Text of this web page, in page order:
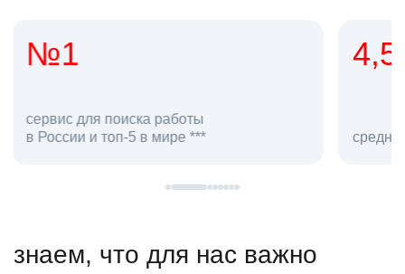
4,5
средняя оценка hh.ru как работодателя **
в hh.ru
знаем, что для нас важно